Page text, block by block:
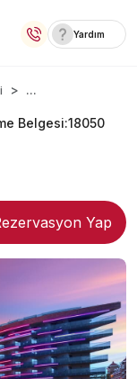
Yardım
...
Belgesi:18050
Yap